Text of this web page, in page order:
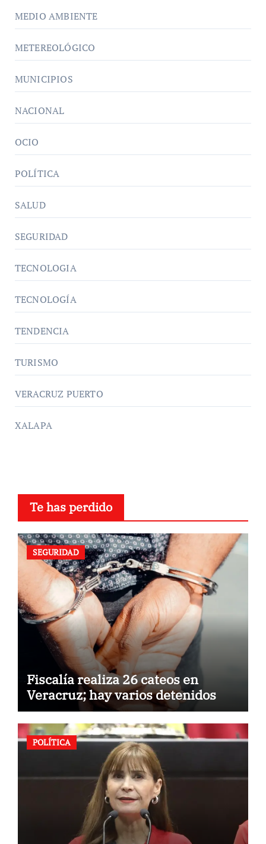
MEDIO AMBIENTE
METEREOLÓGICO
MUNICIPIOS
NACIONAL
OCIO
POLÍTICA
SALUD
SEGURIDAD
TECNOLOGIA
TECNOLOGÍA
TENDENCIA
TURISMO
VERACRUZ PUERTO
XALAPA
Te has perdido
SEGURIDAD
Fiscalía realiza 26 cateos en
Veracruz; hay varios detenidos
POLÍTICA